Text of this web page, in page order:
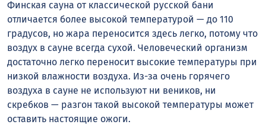
Финская сауна от классической русской бани
отличается более высокой температурой — до 110
градусов, но жара переносится здесь легко, потому что
воздух в сауне всегда сухой. Человеческий организм
достаточно легко переносит высокие температуры при
низкой влажности воздуха. Из-за очень горячего
воздуха в сауне не используют ни веников, ни
скребков — разгон такой высокой температуры может
оставить настоящие ожоги.